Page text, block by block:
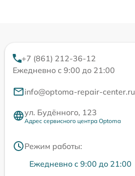
+7 (861) 212-36-12
Ежедневно с 9:00 до 21:00
info@optoma-repair-center.ru
ул. Будённого, 123
Адрес сервисного центра Optoma
Режим работы:
Ежедневно с 9:00 до 21:00